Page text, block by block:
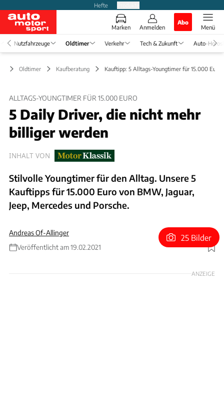
Hefte
Marken Anmelden
Abo
Menü
Nutzfahrzeuge Oldtimer Verkehr Tech & Zukunft Auto-
Oldtimer Kaufberatung Kauftipp: 5 Alltags-Youngtimer für 15.000 Euro
ALLTAGS-YOUNGTIMER FÜR 15.000 EURO
5 Daily Driver, die nicht mehr
billiger werden
INHALT VON
Stilvolle Youngtimer für den Alltag. Unsere 5
Kauftipps für 15.000 Euro von BMW, Jaguar,
Jeep, Mercedes und Porsche.
Andreas Of-Allinger
Veröffentlicht am 19.02.2021
Foto: Hardy Mutschler
25 Bilder
ANZEIGE